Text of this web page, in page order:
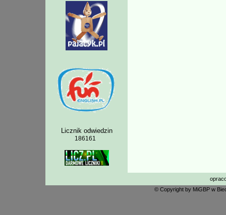
Licznik odwiedzin
186161
© Copyright by MiGBP w